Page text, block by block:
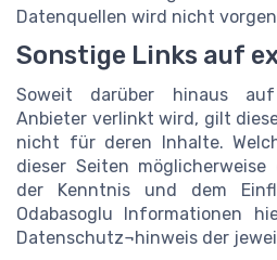
Datenquellen wird nicht
Sonstige Links auf
Soweit darüber hinaus auf
Anbieter verlinkt wird, gilt
nicht für deren Inhalte.
dieser Seiten
der Kenntnis und dem
Odabasoglu Informationen
Datenschutz¬hinweis der